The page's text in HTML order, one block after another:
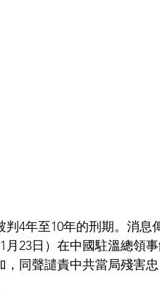
判4年至10年的刑期。消息
23日）在中國駐溫總領
同聲譴責中共當局殘害